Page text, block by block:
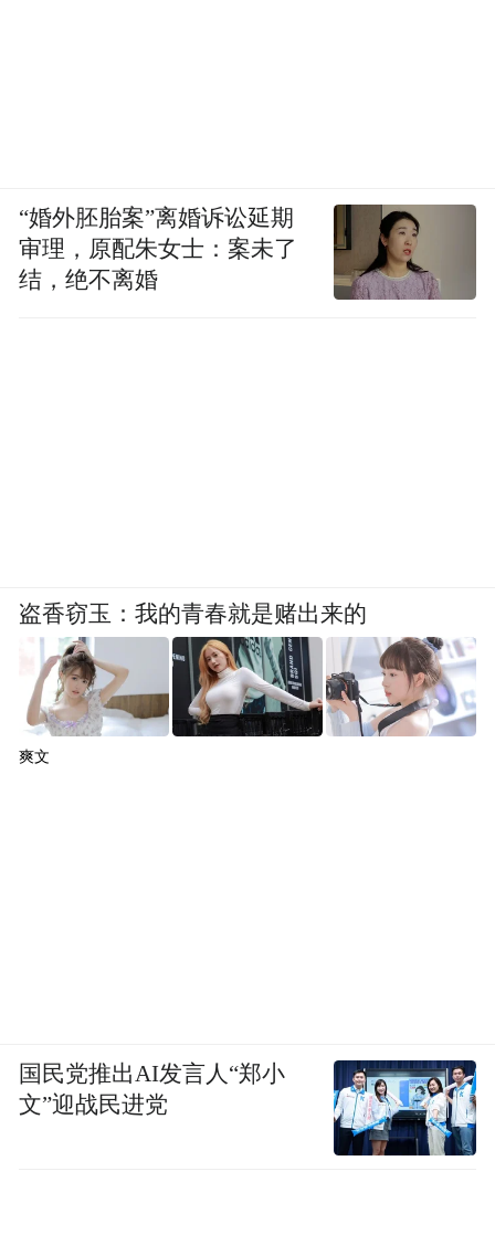
“婚外胚胎案”离婚诉讼延期
审理，原配朱女士：案未了
结，绝不离婚
盗香窃玉：我的青春就是赌出来的
爽文
国民党推出AI发言人“郑小
文”迎战民进党